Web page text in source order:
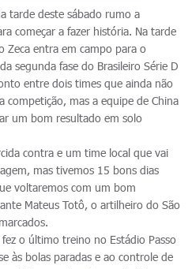
tarde deste sábado rumo a
começar a fazer história. Na tarde
entra em campo para o
segunda fase do Brasileiro Série D
entre dois times que ainda não
competição, mas a equipe de China
um bom resultado em solo
contra e um time local que vai
mas tivemos 15 bons dias
voltaremos com um bom
Mateus Totô, o artilheiro do São
o último treino no Estádio Passo
às bolas paradas e ao controle de